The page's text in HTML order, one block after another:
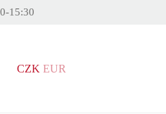
15:30
CZK EUR